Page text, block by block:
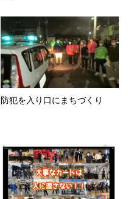
防犯を入り口にまちづくり